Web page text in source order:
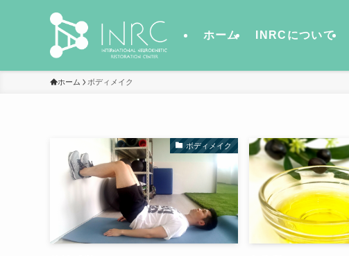
ホーム INRCについて
ホーム ボディメイク
ボディメイク